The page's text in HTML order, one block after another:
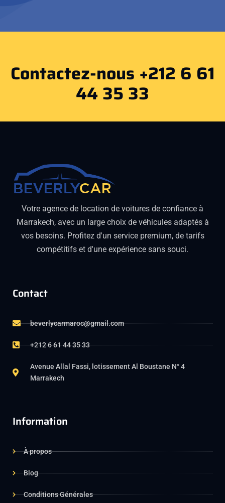
Contactez-nous +212 6 61
44 35 33
Votre agence de location de voitures de confiance à
Marrakech, avec un large choix de véhicules adaptés à
vos besoins. Profitez d'un service premium, de tarifs
compétitifs et d'une expérience sans souci.
Contact
beverlycarmaroc@gmail.com
+212 6 61 44 35 33
Avenue Allal Fassi, lotissement Al Boustane N° 4
Marrakech
Information
À propos
Blog
Conditions Générales